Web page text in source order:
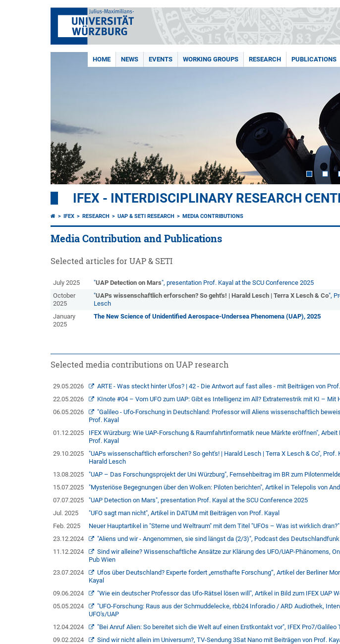
HOME NEWS EVENTS WORKING GROUPS RESEARCH PUBLICATIONS
IFEX - INTERDISCIPLINARY RESEARCH
IFEX RESEARCH UAP & SETI RESEARCH MEDIA CONTRIBUTIONS
Media Contribution and Publications
Selected articles for UAP & SETI
July 2025 "UAP Detection on Mars", presentation Prof. Kayal at the SCU Conference 2025
October
2025
"UAPs wissenschaftlich erforschen? So geht's! | Harald Lesch | Terra X Lesch & Co",
Lesch
January
2025
The New Science of Unidentified Aerospace-Undersea Phenomena (UAP), 2025
Selected media contributions on UAP research
29.05.2026
ARTE - Was steckt hinter Ufos? | 42 - Die Antwort auf fast alles - mit Beiträgen von
22.05.2026
KInote #04 – Vom UFO zum UAP: Gibt es Intelligenz im All? Extraterrestrik mit KI – Mit
06.05.2026
"Galileo - Ufo-Forschung in Deutschland: Professor will Aliens wissenschaftlich
Prof. Kayal
01.12.2025
IFEX Würzburg: Wie UAP-Forschung & Raumfahrtinformatik neue Märkte eröffnen",
Prof. Kayal
29.10.2025
"UAPs wissenschaftlich erforschen? So geht's! | Harald Lesch | Terra X Lesch & Co", Prof.
Harald Lesch
13.08.2025
"UAP – Das Forschungsprojekt der Uni Würzburg", Fernsehbeitrag im BR zum
15.07.2025
"Mysteriöse Begegnungen über den Wolken: Piloten berichten", Artikel in Telepolis von
07.07.2025
"UAP Detection on Mars", presentation Prof. Kayal at the SCU Conference 2025
Jul. 2025
"UFO sagt man nicht", Artikel in DATUM mit Beiträgen von Prof. Kayal
Feb. 2025
Neuer Hauptartikel in "Sterne und Weltraum" mit dem Titel "UFOs – Was ist wirklich dran?"
23.12.2024
"Aliens und wir - Angenommen, sie sind längst da (2/3)", Podcast des
11.12.2024
Sind wir alleine? Wissenschaftliche Ansätze zur Klärung des UFO/UAP-Phänomens,
Pub Wien
23.07.2024
Ufos über Deutschland? Experte fordert „ernsthafte Forschung“, Artikel der Berliner
Kayal
09.06.2024
"Wie ein deutscher Professor das Ufo-Rätsel lösen will", Artikel in Bild zum IFEX UAP
05.05.2024
"UFO-Forschung: Raus aus der Schmuddelecke, rbb24 Inforadio / ARD Audiothek,
UFO's/UAP
12.04.2024
"Bei Anruf Alien: So bereitet sich die Welt auf einen Erstkontakt vor", IFEX Pro7/Galileo
09.02.2024
Sind wir nicht allein im Universum?, TV-Sendung 3Sat Nano mit Beiträgen von Prof.